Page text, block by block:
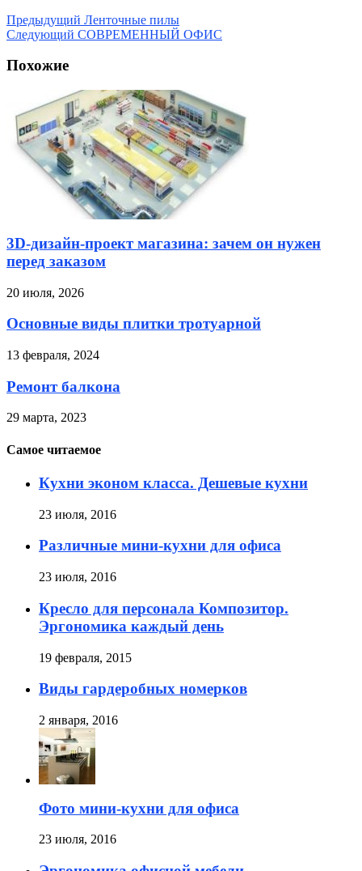
Предыдущий Ленточные пилы
Следующий СОВРЕМЕННЫЙ ОФИС
Похожие
3D-дизайн-проект магазина: зачем он нужен
перед заказом
20 июля, 2026
Основные виды плитки тротуарной
13 февраля, 2024
Ремонт балкона
29 марта, 2023
Самое читаемое
Кухни эконом класса. Дешевые кухни
23 июля, 2016
Различные мини-кухни для офиса
23 июля, 2016
Кресло для персонала Композитор.
Эргономика каждый день
19 февраля, 2015
Виды гардеробных номерков
2 января, 2016
Фото мини-кухни для офиса
23 июля, 2016